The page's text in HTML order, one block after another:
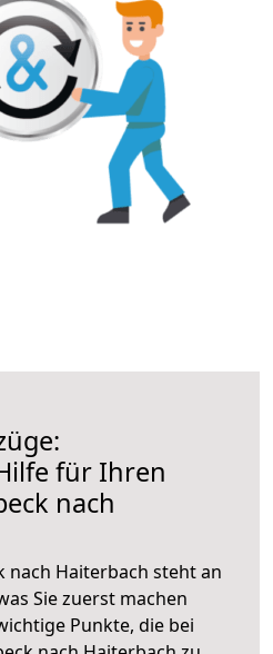
für Ihren
nach
nach Haiterbach steht an
Sie zuerst machen
Punkte, die bei